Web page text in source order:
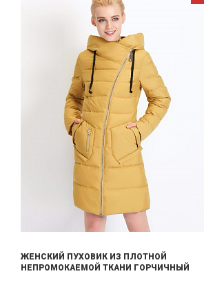
ЖЕНСКИЙ ПУХОВИК ИЗ ПЛОТНОЙ
НЕПРОМОКАЕМОЙ ТКАНИ ГОРЧИЧНЫЙ